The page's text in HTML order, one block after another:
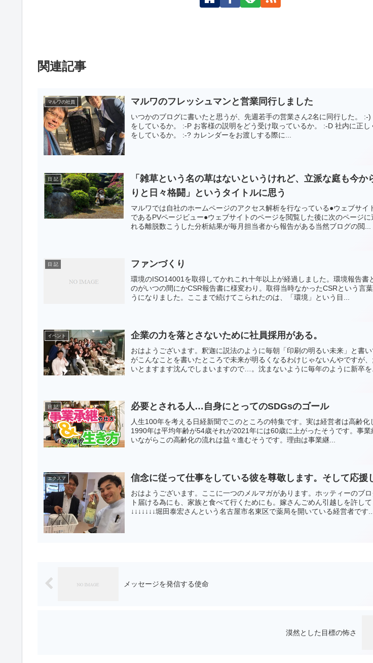
関連記事
マルワの社員 マルワのフレッシュマンと営業同行しました
いつかのブログに書いたと思うが、先週若手の営業さん2名に同行した。 :-)
をしているか。 :-P お客様の説明をどう受け取っているか。 :-D 社内に正
をしているか。 :-? カレンダーをお渡しする際に...
日 記
「雑草という名の草はないというけれど、立派な庭も今か
りと日々格闘」というタイトルに思う
マルワでは自社のホームページのアクセス解析を行なっている●ウェブサイ
であるPVページビュー●ウェブサイトのページを閲覧した後に次のページ
れる離脱数こうした分析結果が毎月担当者から報告がある当然ブログの閲...
日 記 ファンづくり
環境のISO14001を取得してかれこれ十年以上が経過しました。環境報告書
のがいつの間にかCSR報告書に様変わり。取得当時なかったCSRという言
うになりました。ここまで続けてこられたのは、「環境」という目...
イベント 企業の力を落とさないために社員採用がある。
おはようございます。釈迦に説法のように毎朝「印刷の明るい未来」と書
がこんなことを書いたところで未来が明るくなるわけじゃないんやですが
いとますます沈んでしまいますので…。沈まないように毎年のように新卒を
日 記 必要とされる人…自身にとってのSDGsのゴール
人生100年を考える日経新聞でこのところの特集です。実は経営者は高齢化
1990年は平均年齢が54歳それが2021年には60歳に上がったそうです。事
いながらこの高齢化の流れは益々進むそうです。理由は事業継...
エクスマ 信念に従って仕事をしている彼を尊敬します。そして応援
おはようございます。ここに一つのメルマガがあります。ホッティーのブ
ト届ける為にも、家族と食べて行くためにも。嫁さんごめん引越しを許して
↓↓↓↓↓↓↓堀田泰宏さんという名古屋市名東区で薬局を開いている経営者です...
メッセージを発信する使命
漠然とした目標の怖さ